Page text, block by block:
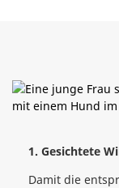
1. Gesichtete
Damit die